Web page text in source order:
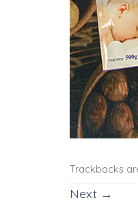
Trackbacks
Next →